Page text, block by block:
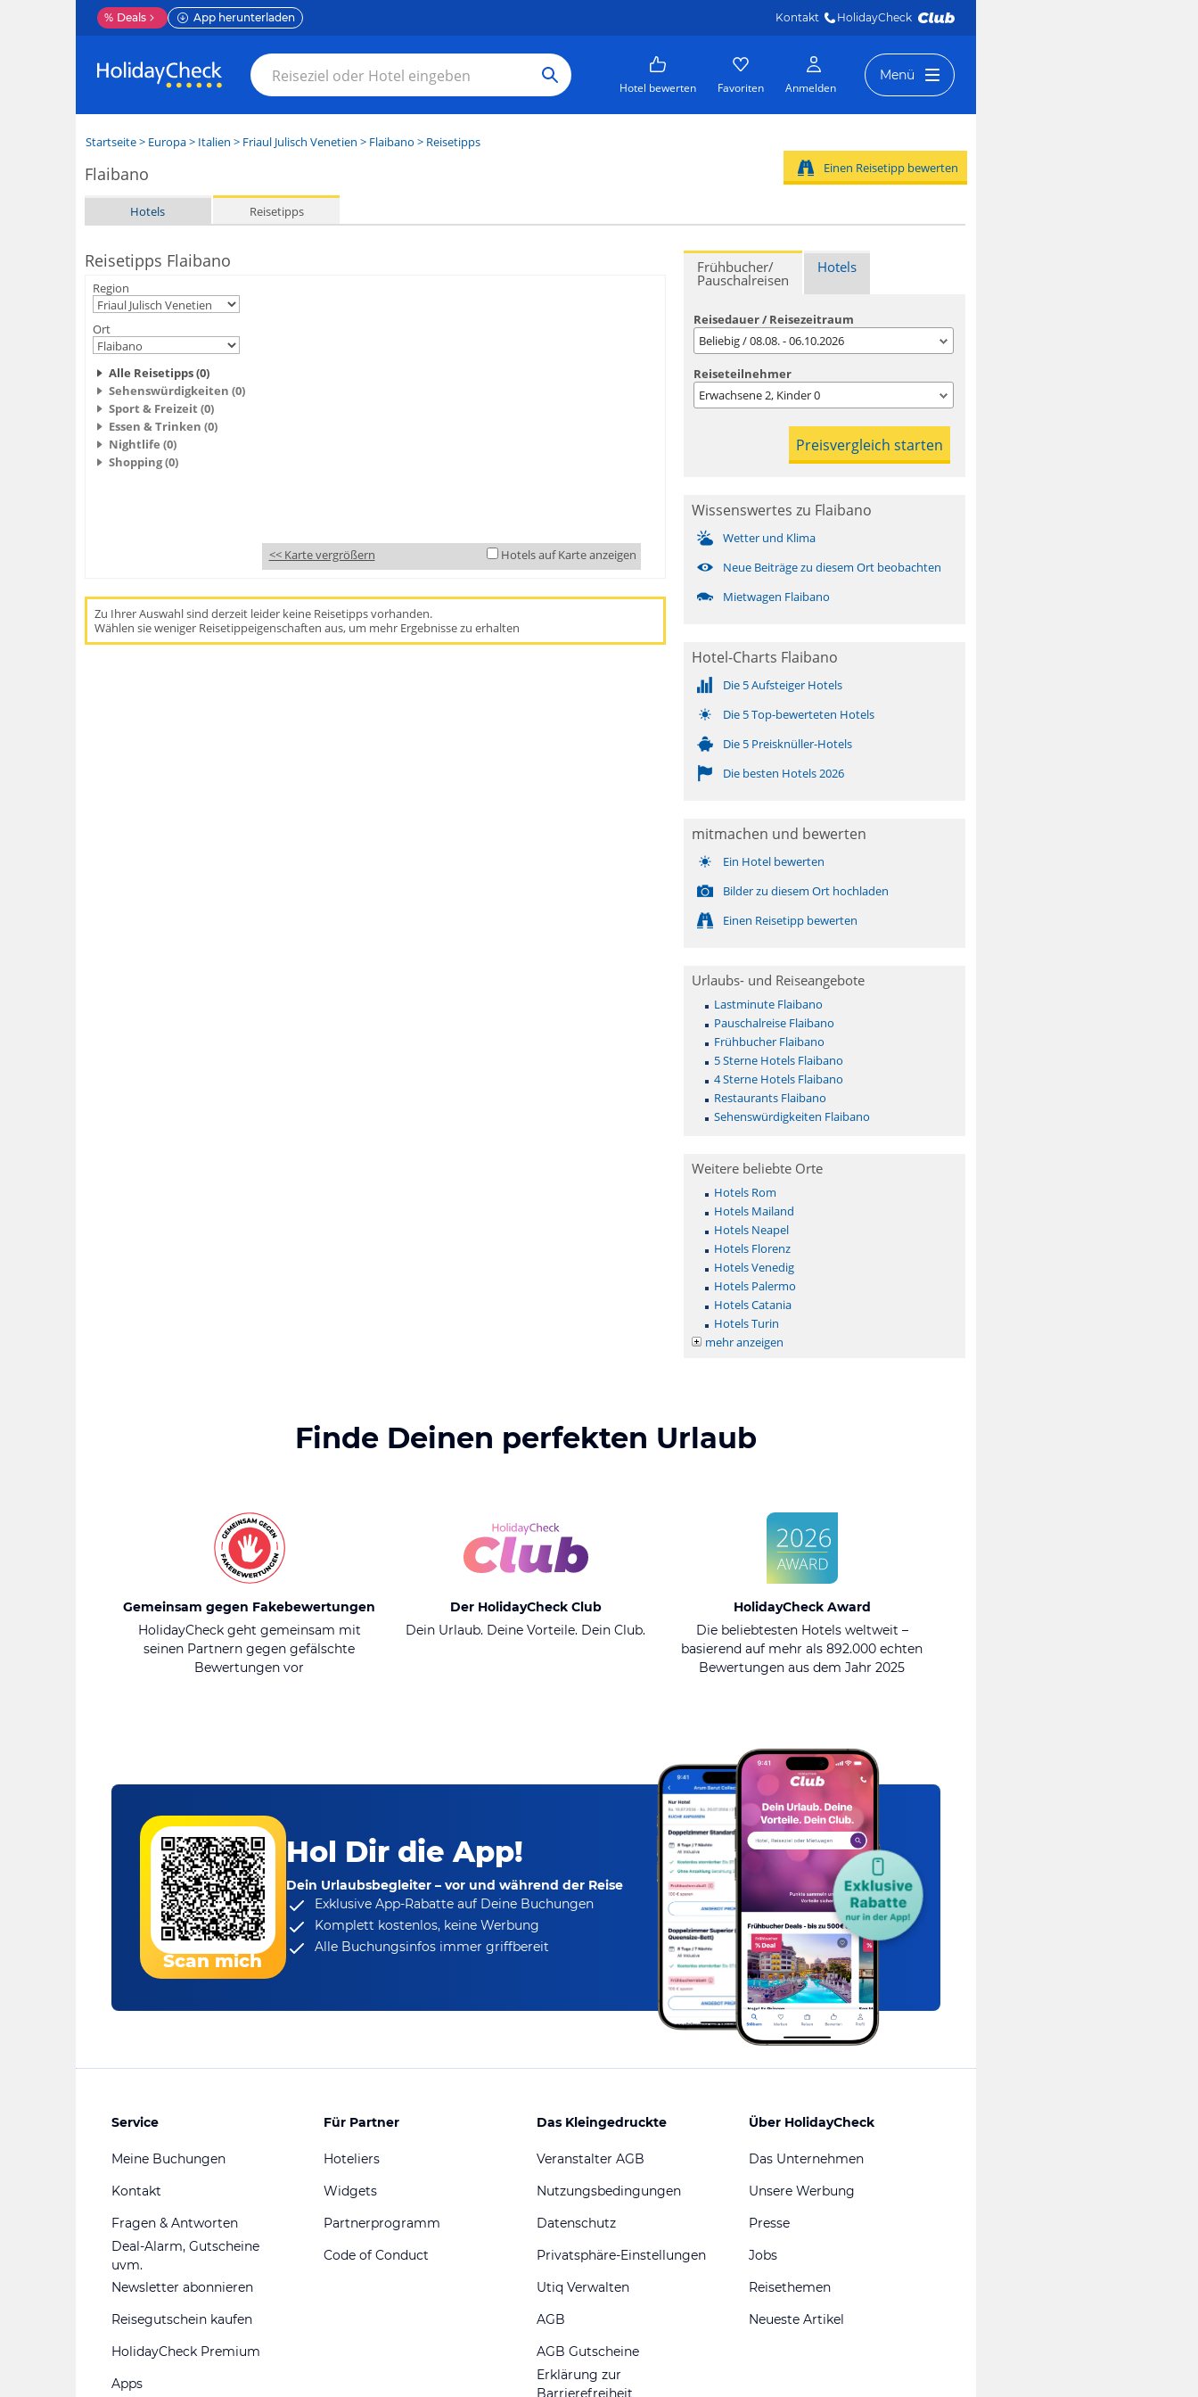
% Deals App herunterladen Kontakt HolidayCheck
Hotel bewerten Favoriten Anmelden
Menü
Startseite> Europa> Italien > Friaul Julisch Venetien > Flaibano > Reisetipps
Flaibano
Hotels Reisetipps
Einen Reisetipp bewerten
Reisetipps Flaibano
Region
Ort
Alle Reisetipps (0)
Sehenswürdigkeiten (0)
Sport & Freizeit (0)
Essen & Trinken (0)
Nightlife (0)
Shopping (0)
<< Karte vergrößern Hotels auf Karte anzeigen
Zu Ihrer Auswahl sind derzeit leider keine Reisetipps vorhanden.
Wählen sie weniger Reisetippeigenschaften aus, um mehr Ergebnisse zu erhalten
Frühbucher/
Pauschalreisen
Hotels
Reisedauer / Reisezeitraum
Beliebig / 08.08. - 06.10.2026
Reiseteilnehmer
Erwachsene2, Kinder0
Wissenswertes zu Flaibano
Wetter und Klima
Neue Beiträge zu diesem Ort beobachten
Mietwagen Flaibano
Hotel-Charts Flaibano
Die 5 Aufsteiger Hotels
Die 5 Top-bewerteten Hotels
Die 5 Preisknüller-Hotels
Die besten Hotels 2026
mitmachen und bewerten
Ein Hotel bewerten
Bilder zu diesem Ort hochladen
Einen Reisetipp bewerten
Urlaubs- und Reiseangebote
Lastminute Flaibano
Pauschalreise Flaibano
Frühbucher Flaibano
5 Sterne Hotels Flaibano
4 Sterne Hotels Flaibano
Restaurants Flaibano
Sehenswürdigkeiten Flaibano
Weitere beliebte Orte
Hotels Rom
Hotels Mailand
Hotels Neapel
Hotels Florenz
Hotels Venedig
Hotels Palermo
Hotels Catania
Hotels Turin
mehr anzeigen
Finde Deinen perfekten Urlaub
Gemeinsam gegen Fakebewertungen
HolidayCheck geht gemeinsam mit
seinen Partnern gegen gefälschte
Bewertungen vor
Der HolidayCheck Club
Dein Urlaub. Deine Vorteile. Dein Club.
HolidayCheck Award
Die beliebtesten Hotels weltweit –
basierend auf mehr als 892.000 echten
Bewertungen aus dem Jahr 2025
Scan mich
Hol Dir die App!
Dein Urlaubsbegleiter – vor und während der Reise
Exklusive App-Rabatteauf Deine Buchungen
Komplett kostenlos, keine Werbung
Alle Buchungsinfos immer griffbereit
Service
Meine Buchungen
Kontakt
Fragen & Antworten
Deal-Alarm, Gutscheine
uvm.
Newsletter abonnieren
Reisegutschein kaufen
HolidayCheck Premium
Apps
Für Partner
Hoteliers
Widgets
Partnerprogramm
Code of Conduct
Das Kleingedruckte
Veranstalter AGB
Nutzungsbedingungen
Datenschutz
Privatsphäre-Einstellungen
Utiq Verwalten
AGB
AGB Gutscheine
Erklärung zur
Barrierefreiheit
Über HolidayCheck
Das Unternehmen
Unsere Werbung
Presse
Jobs
Reisethemen
Neueste Artikel